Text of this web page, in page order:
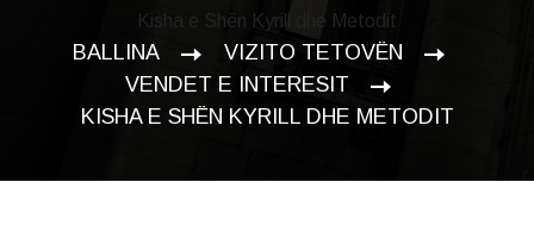
Kisha e Shën Kyrill dhe Metodit
BALLINA
VIZITO TETOVËN
VENDET E INTERESIT
KISHA E SHËN KYRILL DHE METODIT